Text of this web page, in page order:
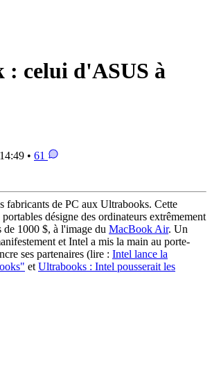
: celui d'ASUS à
• 61
fabricants de PC aux Ultrabooks. Cette
désigne des ordinateurs extrêmement
de 1000 $, à l'image du MacBook Air. Un
et Intel a mis la main au porte-
ses partenaires (lire : Intel lance la
et Ultrabooks : Intel pousserait les